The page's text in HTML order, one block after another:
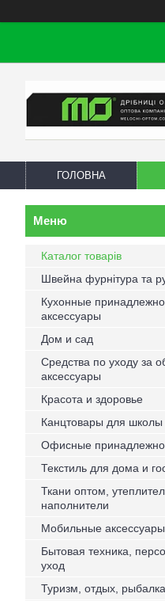
ГОЛОВНА
Каталог товарів
Швейна фурнітура та
Кухонные
аксессуары
Дом и сад
Средства по уходу за
аксессуары
Красота и здоровье
Канцтовары для школы
Офисные
Текстиль для дома и
Ткани оптом,
наполнители
Мобильные аксессуары
Бытовая техника,
уход
Туризм, отдых,